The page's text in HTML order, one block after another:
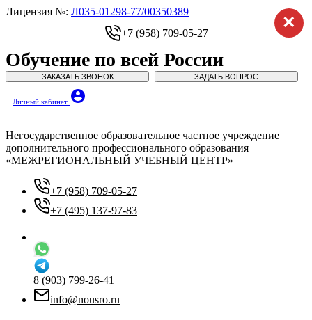
Лицензия №: Л035-01298-77/00350389
+7 (958) 709-05-27
Обучение по всей России
ЗАКАЗАТЬ ЗВОНОК ЗАДАТЬ ВОПРОС
Личный кабинет account_circle
Негосударственное образовательное частное учреждение
дополнительного профессионального образования
«МЕЖРЕГИОНАЛЬНЫЙ УЧЕБНЫЙ ЦЕНТР»
+7 (958) 709-05-27
+7 (495) 137-97-83
8 (903) 799-26-41
info@nousro.ru
×